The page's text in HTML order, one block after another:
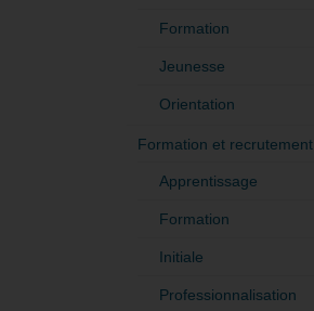
Formation
Jeunesse
Orientation
Formation et recrutement
Apprentissage
Formation
Initiale
Professionnalisation